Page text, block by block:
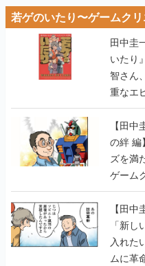
若ゲのいたり〜ゲームク
田中圭
いたり
智さん
重なエ
【田中
の絆 編
ズを満
ゲーム
【若ゲ
【田
「新
入れた
ムに革